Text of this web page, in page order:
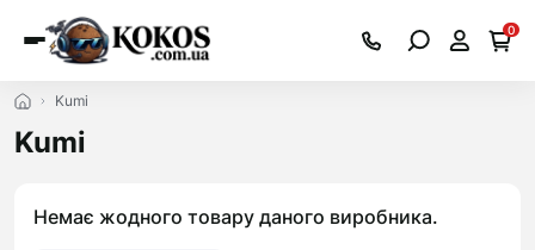
0
Kumi
Kumi
Немає жодного товару даного виробника.